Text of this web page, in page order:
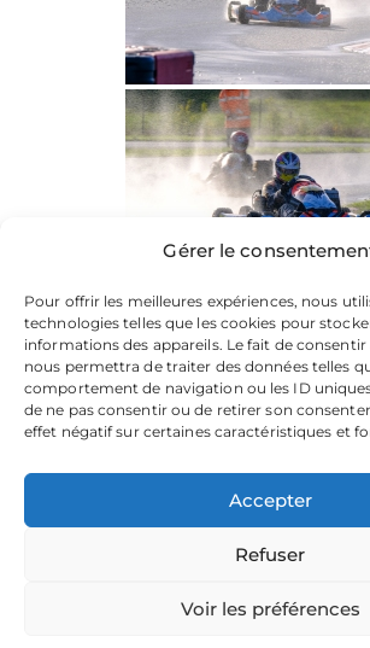
Gérer le
Pour offrir les meilleures expériences, nous
technologies telles que les cookies pour
informations des appareils. Le fait de
nous permettra de traiter des données telles
comportement de navigation ou les ID
de ne pas consentir ou de retirer son
effet négatif sur certaines caractéristiques et
Accepter
Refuser
Voir les préférences
votre passion.